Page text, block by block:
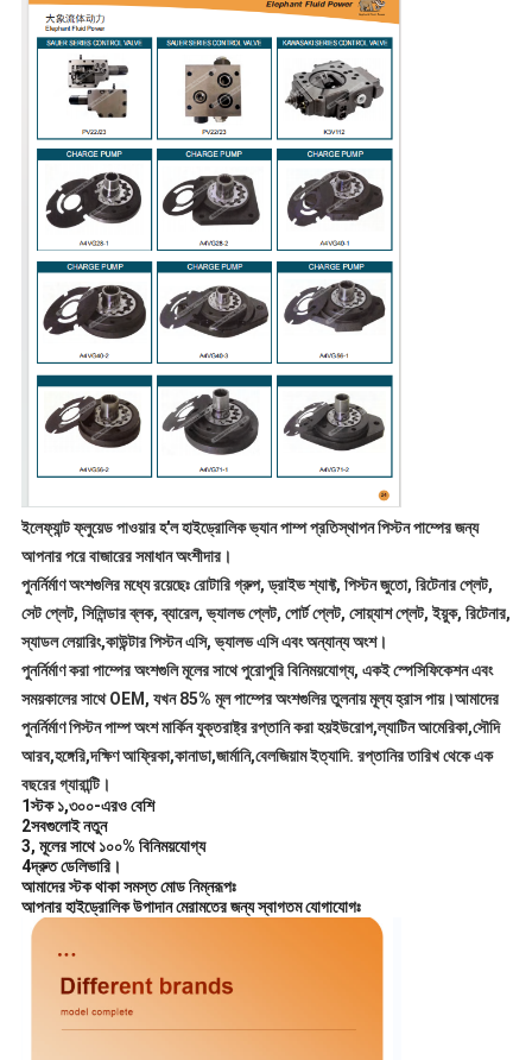
ইলেফ্যান্ট ফ্লুয়েড পাওয়ার হ'ল হাইড্রোলিক ভ্যান পাম্প প্রতিস্থাপন পিস্টন পাম্পের জন্য
আপনার পরে বাজারের সমাধান অংশীদার।
পুনর্নির্মাণ অংশগুলির মধ্যে রয়েছেঃ রোটারি গ্রুপ, ড্রাইভ শ্যাফ্ট, পিস্টন জুতো, রিটেনার প্লেট,
সেট প্লেট, সিলিন্ডার ব্লক, ব্যারেল, ভ্যালভ প্লেট, পোর্ট প্লেট, সোয়্যাশ প্লেট, ইয়ুক, রিটেনার,
স্যাডল লেয়ারিং,কাউন্টার পিস্টন এসি, ভ্যালভ এসি এবং অন্যান্য অংশ।
পুনর্নির্মাণ করা পাম্পের অংশগুলি মূলের সাথে পুরোপুরি বিনিময়যোগ্য, একই স্পেসিফিকেশন এবং
সময়কালের সাথে OEM, যখন 85% মূল পাম্পের অংশগুলির তুলনায় মূল্য হ্রাস পায়।আমাদের
পুনর্নির্মাণ পিস্টন পাম্প অংশ মার্কিন যুক্তরাষ্ট্র রপ্তানি করা হয়ইউরোপ,ল্যাটিন আমেরিকা,সৌদি
আরব,হঙ্গেরি,দক্ষিণ আফ্রিকা,কানাডা,জার্মানি,বেলজিয়াম ইত্যাদি. রপ্তানির তারিখ থেকে এক
বছরের গ্যারান্টি।
1স্টক ১,৩০০-এরও বেশি
2সবগুলোই নতুন
3, মূলের সাথে ১০০% বিনিময়যোগ্য
4দ্রুত ডেলিভারি।
আমাদের স্টক থাকা সমস্ত মোড নিম্নরূপঃ
আপনার হাইড্রোলিক উপাদান মেরামতের জন্য স্বাগতম যোগাযোগঃ